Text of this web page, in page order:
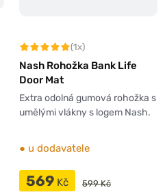
(1x)
Nash Rohožka Bank Life
Door Mat
Extra odolná gumová rohožka s
umělými vlákny s logem Nash.
● u dodavatele
569 Kč 599 Kč